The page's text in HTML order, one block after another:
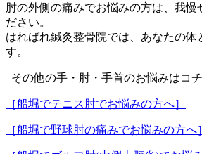
肘の外側の痛みでお悩みの方は、我慢
ださい。
はればれ鍼灸整骨院では、あなたの体
す。
その他の手・肘・手首のお悩みはコ
［船堀でテニス肘でお悩みの方へ］
［船堀で野球肘の痛みでお悩みの方へ］